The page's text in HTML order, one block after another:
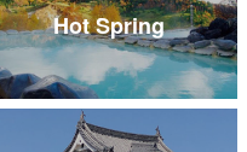
Hot Spring